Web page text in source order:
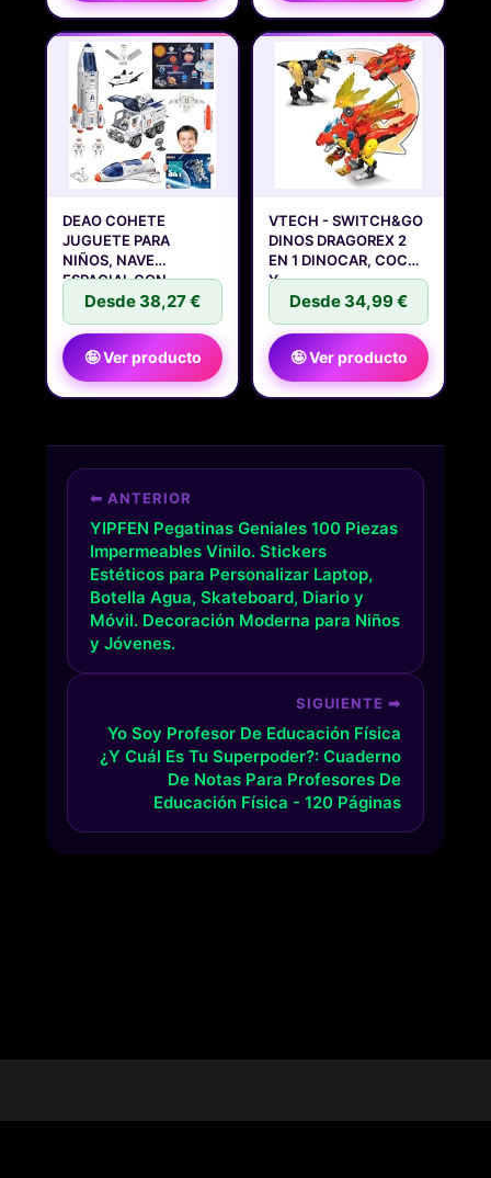
DEAO COHETE
JUGUETE PARA
NIÑOS, NAVE
ESPACIAL CON
ASTRONAUTA
Desde 38,27 €
🤪 Ver producto
VTECH - SWITCH&GO
DINOS DRAGOREX 2
EN 1 DINOCAR, COCHE
Y
Desde 34,99 €
🤪 Ver producto
⬅ ANTERIOR
YIPFEN Pegatinas Geniales 100 Piezas
Impermeables Vinilo. Stickers
Estéticos para Personalizar Laptop,
Botella Agua, Skateboard, Diario y
Móvil. Decoración Moderna para Niños
y Jóvenes.
SIGUIENTE ➡
Yo Soy Profesor De Educación Física
¿Y Cuál Es Tu Superpoder?: Cuaderno
De Notas Para Profesores De
Educación Física - 120 Páginas